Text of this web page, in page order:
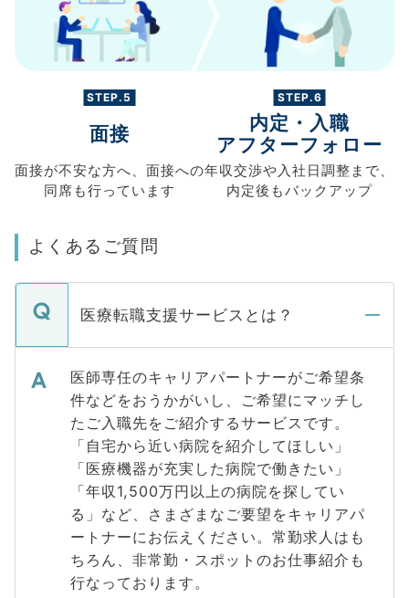
STEP.5
面接
面接が不安な方へ、 面接への
同席も行っています
STEP.6
内定・入職
アフターフォロー
年収交渉や入社日調整まで、
内定後もバックアップ
よくあるご質問
医療転職支援サービスとは？
医師専任のキャリアパートナーがご希望条
件などをおうかがいし、ご希望にマッチし
たご入職先をご紹介するサービスです。
「自宅から近い病院を紹介してほしい」
「医療機器が充実した病院で働きたい」
「年収1,500万円以上の病院を探してい
る」など、さまざまなご要望をキャリアパ
ートナーにお伝えください。常勤求人はも
ちろん、非常勤・スポットのお仕事紹介も
行なっております。